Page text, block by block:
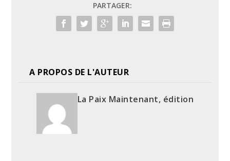
PARTAGER:
A PROPOS DE L'AUTEUR
La Paix Maintenant, édition